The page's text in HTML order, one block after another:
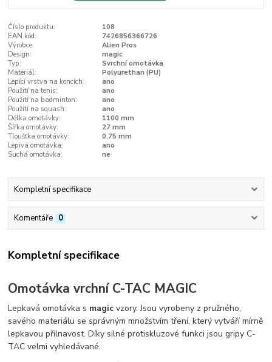
Číslo produktu:
108
EAN kód:
7426856366726
Výrobce:
Alien Pros
Design:
magic
Typ:
Svrchní omotávka
Materiál:
Polyurethan (PU)
Lepící vrstva na koncích:
ano
Použití na tenis:
ano
Použití na badminton:
ano
Použití na squash:
ano
Délka omotávky:
1100 mm
Šířka omotávky:
27 mm
Tloušťka omotávky:
0,75 mm
Lepivá omotávka:
ano
Suchá omotávka:
ne
Kompletní specifikace
Komentáře 0
Kompletní specifikace
Omotávka vrchní C-TAC MAGIC
Lepkavá omotávka s magic vzory. Jsou vyrobeny z pružného,
savého materiálu se správným množstvím tření, který vytváří mírně
lepkavou přilnavost. Díky silné protiskluzové funkci jsou gripy C-
TAC velmi vyhledávané.